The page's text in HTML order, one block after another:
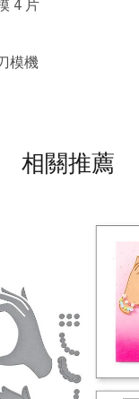
4 片
模機
相關推薦